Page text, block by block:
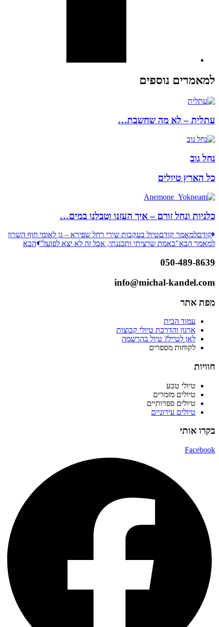
למאמרים נוספים
עתלית – לא מה שחשבת…
נחל גוב
כל הארץ טיולים
כלניות ונחל זורם – איך העזנו וטבלנו במים…
קודםלמאמר קודםטיול בעקבות שירי רחל שפירא – גן לאומי חוף השרון
למאמר הבא"באמת שרציתי ותכננתי, אבל זה לא יצא לפועל" הבא
050-489-8639
info@michal-kandel.com
מפת אתר
עמוד הבית
ארגון והדרכת טיולי קבוצות
לאן לטייל? טיול בהרשמה
לקוחות מספרים
חוויות
טיולי טבע
טיולים מזמרים
טיולים ספרותיים
טיולים עירוניים
בקרו אותי
Facebook